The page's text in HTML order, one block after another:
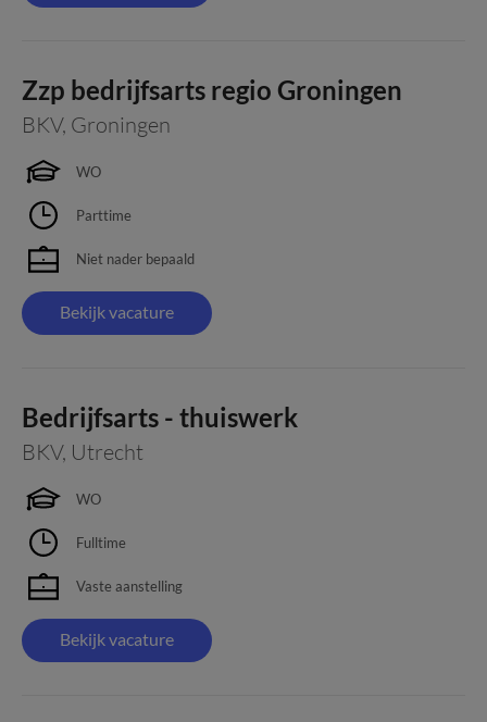
Zzp bedrijfsarts regio Groningen
BKV, Groningen
WO
Parttime
Niet nader bepaald
Bekijk vacature
Bedrijfsarts - thuiswerk
BKV, Utrecht
WO
Fulltime
Vaste aanstelling
Bekijk vacature